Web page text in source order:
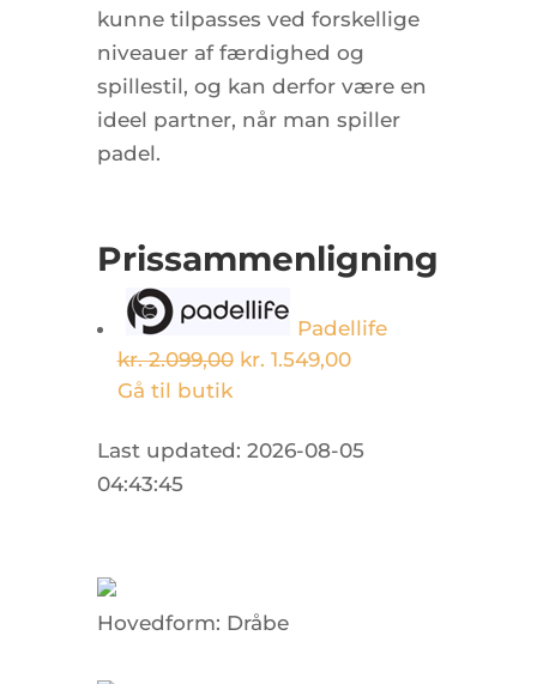
kunne tilpasses ved forskellige
niveauer af færdighed og
spillestil, og kan derfor være en
ideel partner, når man spiller
padel.
Prissammenligning
Padellife
kr. 2.099,00 kr. 1.549,00
Gå til butik
Last updated: 2026-08-05
04:43:45
Hovedform: Dråbe